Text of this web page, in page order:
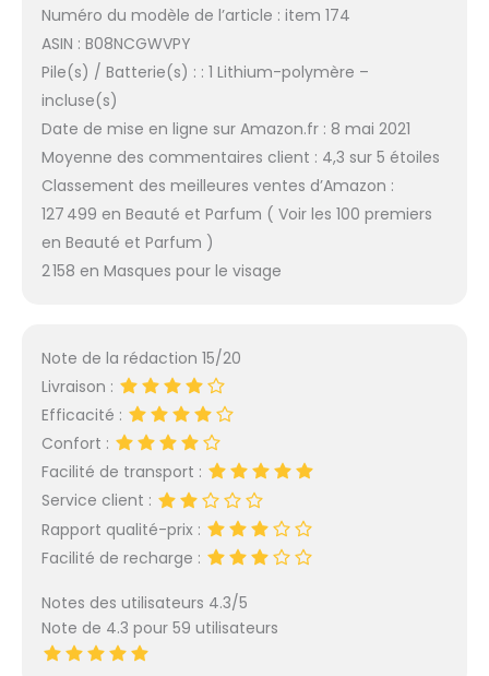
Numéro du modèle de l’article : item 174
ASIN : B08NCGWVPY
Pile(s) / Batterie(s) : : 1 Lithium-polymère –
incluse(s)
Date de mise en ligne sur Amazon.fr : 8 mai 2021
Moyenne des commentaires client : 4,3 sur 5 étoiles
Classement des meilleures ventes d’Amazon :
127 499 en Beauté et Parfum ( Voir les 100 premiers
en Beauté et Parfum )
2 158 en Masques pour le visage
Note de la rédaction 15/20
Livraison :
Efficacité :
Confort :
Facilité de transport :
Service client :
Rapport qualité-prix :
Facilité de recharge :
Notes des utilisateurs 4.3/5
Note de 4.3 pour 59 utilisateurs